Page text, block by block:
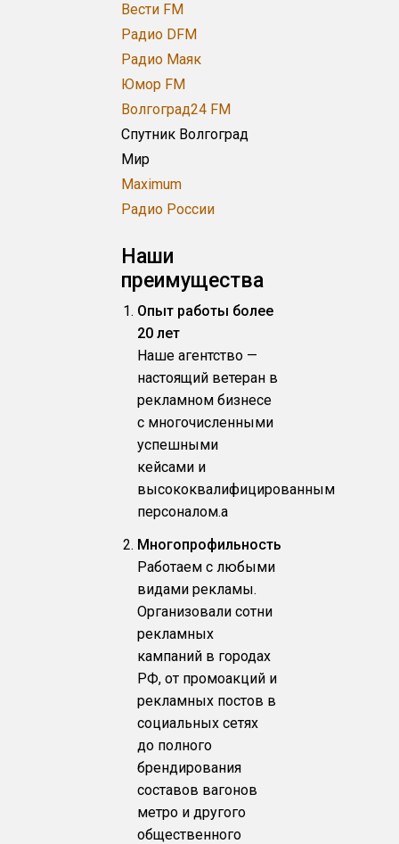
Вести FM
Радио DFM
Радио Маяк
Юмор FM
Волгоград24 FM
Спутник Волгоград
Мир
Maximum
Радио России
Наши
преимущества
Опыт работы более
20 лет
Наше агентство —
настоящий ветеран в
рекламном бизнесе
с многочисленными
успешными
кейсами и
высококвалифицированным
персоналом.a
Многопрофильность
Работаем с любыми
видами рекламы.
Организовали сотни
рекламных
кампаний в городах
РФ, от промоакций и
рекламных постов в
социальных сетях
до полного
брендирования
составов вагонов
метро и другого
общественного